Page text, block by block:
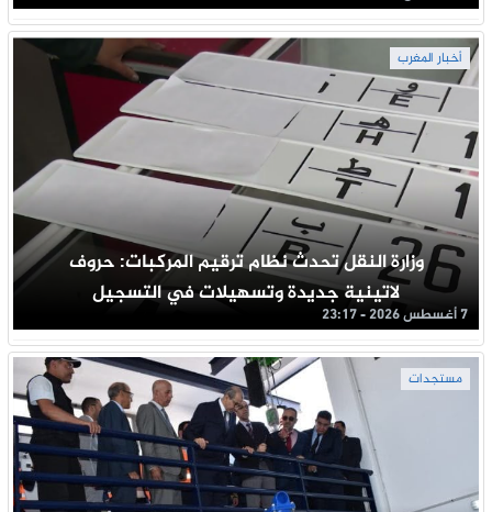
أخبار المغرب
وزارة النقل تحدث نظام ترقيم المركبات: حروف
لاتينية جديدة وتسهيلات في التسجيل
7 أغسطس 2026 - 23:17
مستجدات